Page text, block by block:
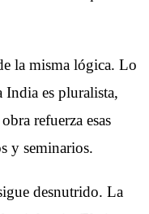
la misma lógica. Lo
India es pluralista,
refuerza esas
y seminarios.
desnutrido. La